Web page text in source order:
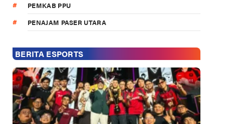
PEMKAB PPU
PENAJAM PASER UTARA
BERITA ESPORTS